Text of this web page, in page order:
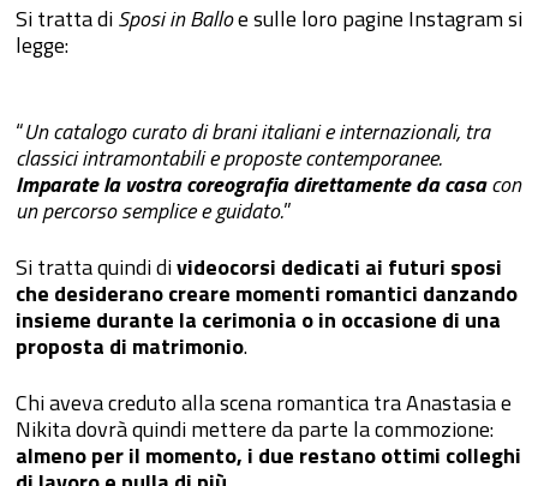
Si tratta diSposi in Balloe sulle loro pagine Instagram si
legge:
“Un catalogo curato di brani italiani e internazionali, tra
classici intramontabili e proposte contemporanee.
Imparate la vostra coreografia direttamente da casacon
un percorso semplice e guidato.”
Si tratta quindi divideocorsi dedicati ai futuri sposi
che desiderano creare momenti romantici danzando
insieme durante la cerimonia o in occasione di una
proposta di matrimonio.
Chi aveva creduto alla scena romantica tra Anastasia e
Nikita dovrà quindi mettere da parte la commozione:
almeno per il momento, i due restano ottimi colleghi